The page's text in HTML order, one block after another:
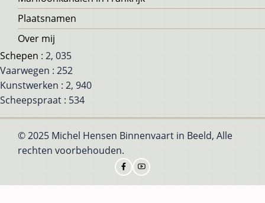
Plaatsnamen
Over mij
Schepen : 2, 035
Vaarwegen : 252
Kunstwerken : 2, 940
Scheepspraat : 534
© 2025 Michel Hensen Binnenvaart in Beeld, Alle
rechten voorbehouden.